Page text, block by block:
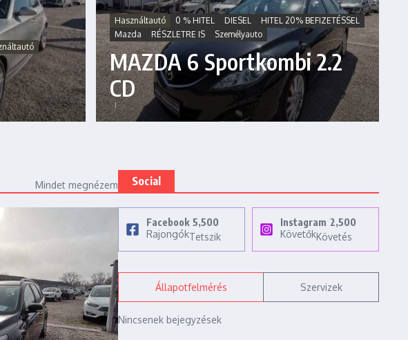
Használtautó 0 % HITEL DIESEL
HITEL 20% BEFIZETÉSSEL
Mazda
RÉSZLETRE IS Személyauto
MAZDA 6 Sportkombi 2.2
CD
Mindet megnézem Social
Facebook 5,500
RajongókTetszik
Instagram 2,500
KövetőkKövetés
Állapotfelmérés Szervizek
Nincsenek bejegyzések